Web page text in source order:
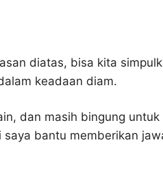
diatas, bisa kita
keadaan diam.
dan masih bingung
bantu memberikan